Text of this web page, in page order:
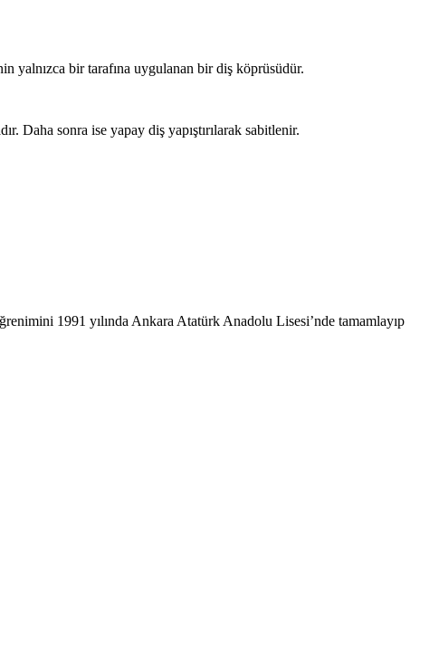
yalnızca bir tarafına uygulanan bir diş köprüsüdür.
Daha sonra ise yapay diş yapıştırılarak sabitlenir.
1991 yılında Ankara Atatürk Anadolu Lisesi’nde tamamlayıp